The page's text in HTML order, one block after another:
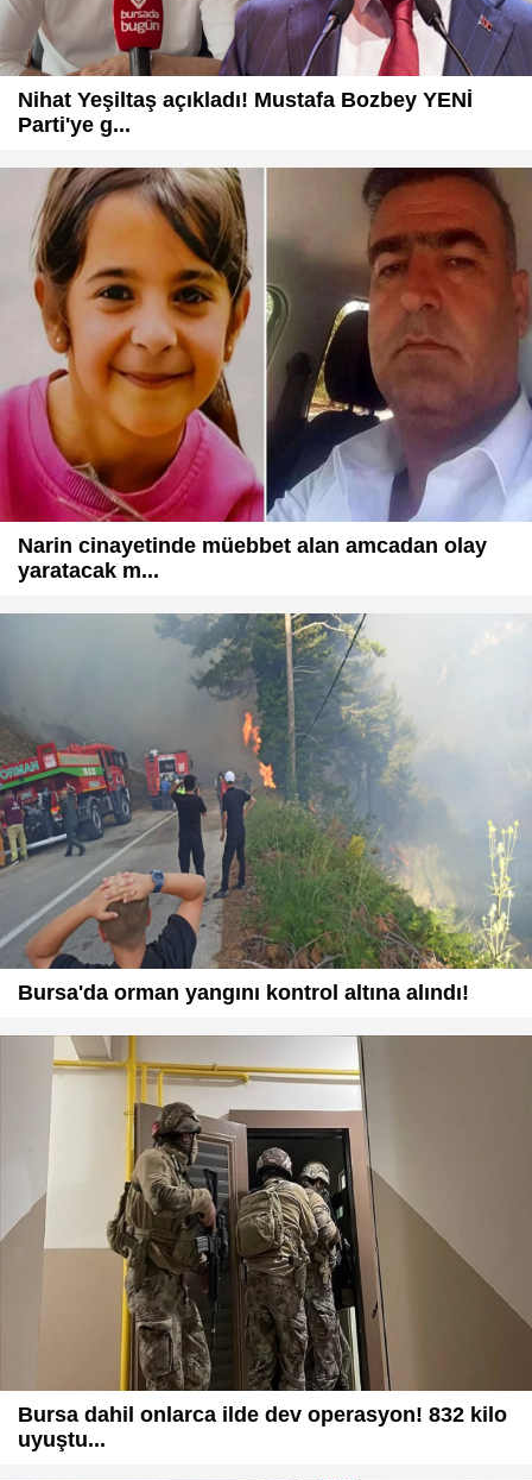
Nihat Yeşiltaş açıkladı! Mustafa Bozbey YENİ
Parti'ye g...
Narin cinayetinde müebbet alan amcadan olay
yaratacak m...
Bursa'da orman yangını kontrol altına alındı!
Bursa dahil onlarca ilde dev operasyon! 832 kilo
uyuştu...